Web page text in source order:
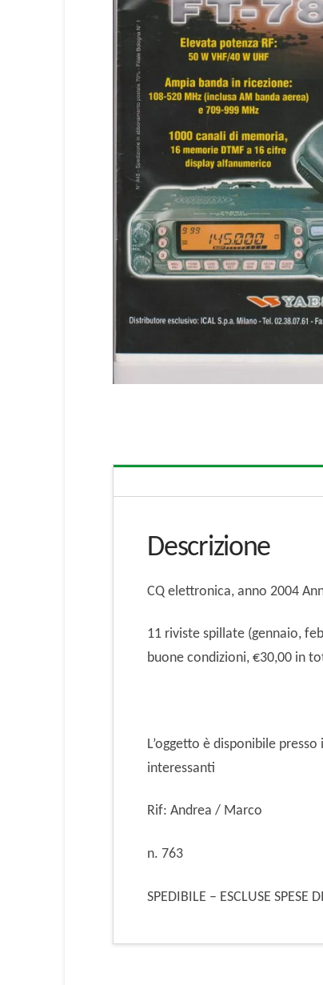
Descrizione
CQ elettronica, anno 2004
11 riviste spillate (gennaio,
buone condizioni, €30,00 in
L’oggetto è disponibile
interessanti
Rif: Andrea / Marco
n. 763
SPEDIBILE – ESCLUSE SPESE